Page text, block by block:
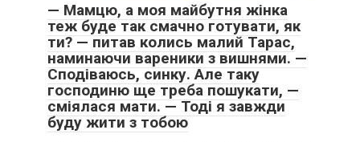
— Мамцю, а моя майбутня жінка
теж буде так смачно готувати, як
ти? — питав колись малий Тарас,
наминаючи вареники з вишнями. —
Сподіваюсь, синку. Але таку
господиню ще треба пошукати, —
сміялася мати. — Тоді я завжди
буду жити з тобою